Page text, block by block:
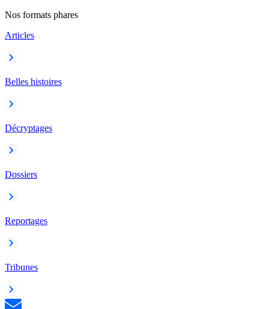
Nos formats phares
Articles
Belles histoires
Décryptages
Dossiers
Reportages
Tribunes